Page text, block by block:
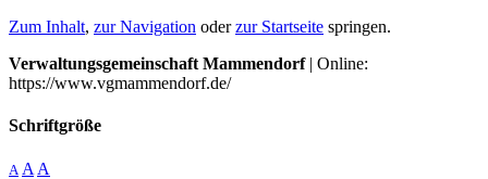
Zum Inhalt, zur Navigation oderzur Startseite springen.
Verwaltungsgemeinschaft Mammendorf| Online:
https://www.vgmammendorf.de/
Schriftgröße
A A A